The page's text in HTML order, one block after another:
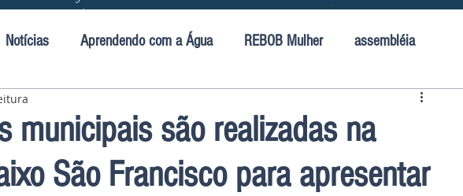
Notícias Aprendendo com a Água REBOB Mulher assembléia
municipais são realizadas na
São Francisco para apresentar